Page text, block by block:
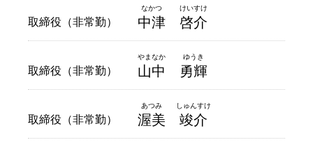
取締役（非常勤） 中津 啓介
取締役（非常勤） 山中 勇輝
取締役（非常勤） 渥美 竣介